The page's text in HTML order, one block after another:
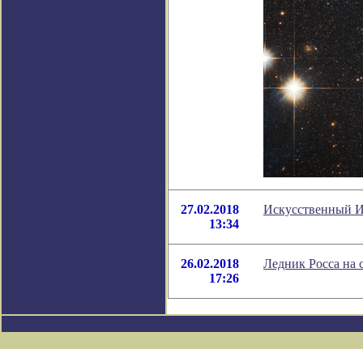
27.02.2018
13:34
Искусственный
26.02.2018
17:26
Ледник Росса на